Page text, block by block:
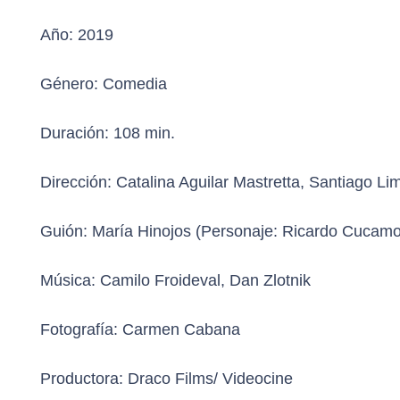
Año: 2019
Género: Comedia
Duración: 108 min.
Dirección: Catalina Aguilar Mastretta, Santiago
Guión: María Hinojos (Personaje: Ricardo
Música: Camilo Froideval, Dan Zlotnik
Fotografía: Carmen Cabana
Productora: Draco Films/ Videocine